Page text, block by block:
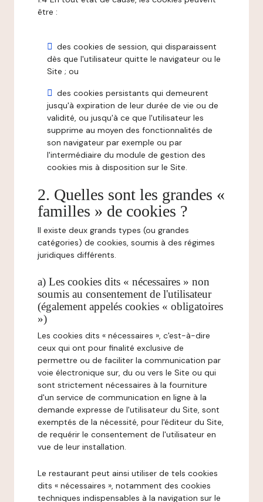
être :
des cookies de session, qui disparaissent
dès que l'utilisateur quitte le navigateur ou le
Site ; ou
des cookies persistants qui demeurent
jusqu'à expiration de leur durée de vie ou de
validité, ou jusqu'à ce que l'utilisateur les
supprime au moyen des fonctionnalités de
son navigateur par exemple ou par
l'intermédiaire du module de gestion des
cookies mis à disposition sur le Site.
2. Quelles sont les grandes «
familles » de cookies ?
Il existe deux grands types (ou grandes
catégories) de cookies, soumis à des régimes
juridiques différents.
a) Les cookies dits « nécessaires » non
soumis au consentement de l'utilisateur
(également appelés cookies « obligatoires
»)
Les cookies dits « nécessaires », c'est-à-dire
ceux qui ont pour finalité exclusive de
permettre ou de faciliter la communication par
voie électronique sur, du ou vers le Site ou qui
sont strictement nécessaires à la fourniture
d'un service de communication en ligne à la
demande expresse de l'utilisateur du Site, sont
exemptés de la nécessité, pour l'éditeur du Site,
de requérir le consentement de l'utilisateur en
vue de leur installation.
Le restaurant peut ainsi utiliser de tels cookies
dits « nécessaires », notamment des cookies
techniques indispensables à la navigation sur le